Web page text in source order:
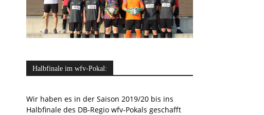
Halbfinale im wfv-Pokal:
Wir haben es in der Saison 2019/20 bis ins
Halbfinale des DB-Regio wfv-Pokals geschafft